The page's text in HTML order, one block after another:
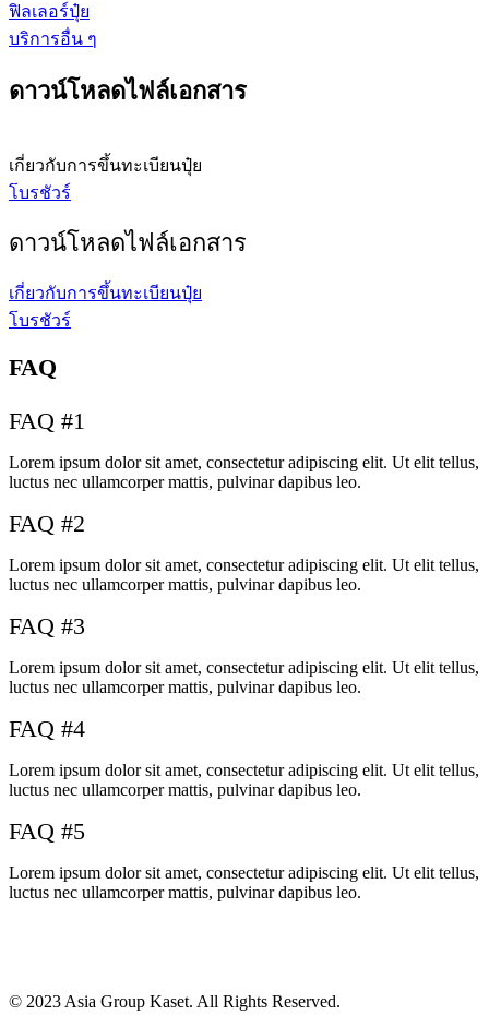
ฟิลเลอร์ปุ๋ย
บริการอื่น ๆ
ดาวน์โหลดไฟล์เอกสาร
เกี่ยวกับการขึ้นทะเบียนปุ๋ย
โบรชัวร์
ดาวน์โหลดไฟล์เอกสาร
เกี่ยวกับการขึ้นทะเบียนปุ๋ย
โบรชัวร์
FAQ
FAQ #1
Lorem ipsum dolor sit amet, consectetur adipiscing elit. Ut elit tellus,
luctus nec ullamcorper mattis, pulvinar dapibus leo.
FAQ #2
Lorem ipsum dolor sit amet, consectetur adipiscing elit. Ut elit tellus,
luctus nec ullamcorper mattis, pulvinar dapibus leo.
FAQ #3
Lorem ipsum dolor sit amet, consectetur adipiscing elit. Ut elit tellus,
luctus nec ullamcorper mattis, pulvinar dapibus leo.
FAQ #4
Lorem ipsum dolor sit amet, consectetur adipiscing elit. Ut elit tellus,
luctus nec ullamcorper mattis, pulvinar dapibus leo.
FAQ #5
Lorem ipsum dolor sit amet, consectetur adipiscing elit. Ut elit tellus,
luctus nec ullamcorper mattis, pulvinar dapibus leo.
© 2023 Asia Group Kaset. All Rights Reserved.